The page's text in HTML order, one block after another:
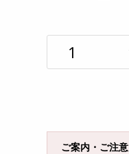
ご案内・ご注意